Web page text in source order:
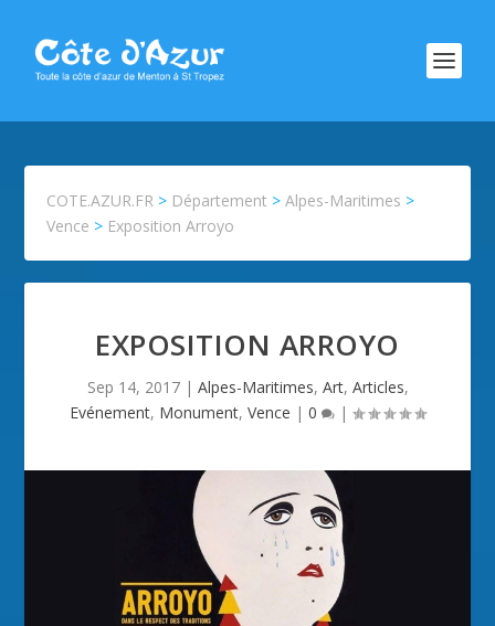
COTE.AZUR.FR > Département >Alpes-Maritimes >
Vence > Exposition Arroyo
EXPOSITION ARROYO
Sep 14, 2017| Alpes-Maritimes, Art, Articles,
Evénement, Monument, Vence | 0 |